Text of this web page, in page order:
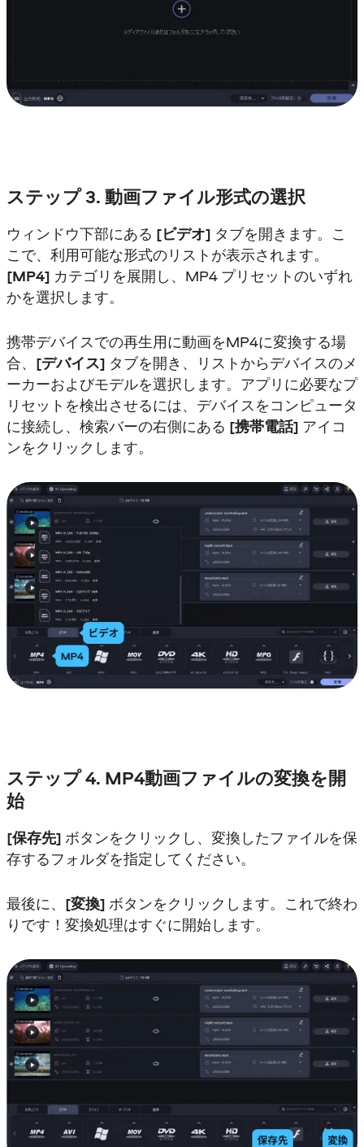
ステップ 3. 動画ファイル形式の選択
ウィンドウ下部にある [ビデオ] タブを開きます。こ
こで、利用可能な形式のリストが表示されます。
[MP4] カテゴリを展開し、MP4 プリセットのいずれ
かを選択します。
携帯デバイスでの再生用に動画をMP4に変換する場
合、 [デバイス] タブを開き、リストからデバイスのメ
ーカーおよびモデルを選択します。アプリに必要なプ
リセットを検出させるには、デバイスをコンピュータ
に接続し、検索バーの右側にある [携帯電話] アイコ
ンをクリックします。
ステップ 4. MP4動画ファイルの変換を開
始
[保存先] ボタンをクリックし、変換したファイルを保
存するフォルダを指定してください。
最後に、 [変換] ボタンをクリックします。これで終わ
りです！変換処理はすぐに開始します。